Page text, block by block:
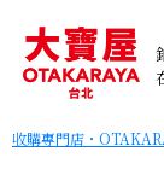
收購專門店・